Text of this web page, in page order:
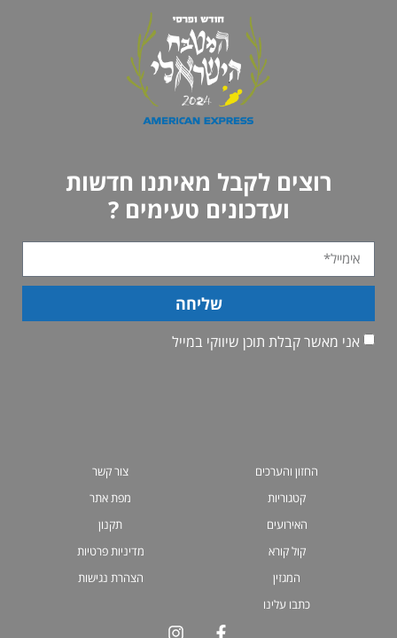
רוצים לקבל מאיתנו חדשות
ועדכונים טעימים ?
אני מאשר קבלת תוכן שיווקי במייל
שליחה
החזון והערכים
קטגוריות
האירועים
קול קורא
המגזין
כתבו עלינו
צור קשר
מפת אתר
תקנון
מדיניות פרטיות
הצהרת נגישות